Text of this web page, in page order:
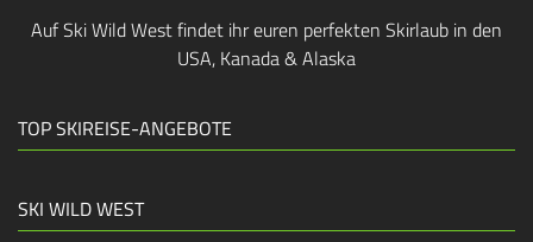
Auf Ski Wild West findet ihr euren perfekten Skirlaub in den
USA, Kanada & Alaska
TOP SKIREISE-ANGEBOTE
SKI WILD WEST